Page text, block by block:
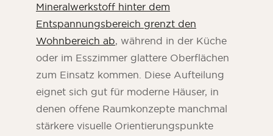
Mineralwerkstoff hinter dem
Entspannungsbereich grenzt den
Wohnbereich ab, während in der Küche
oder im Esszimmer glattere Oberflächen
zum Einsatz kommen. Diese Aufteilung
eignet sich gut für moderne Häuser, in
denen offene Raumkonzepte manchmal
stärkere visuelle Orientierungspunkte